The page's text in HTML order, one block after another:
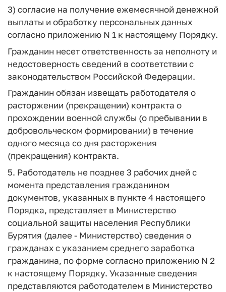
3) согласие на получение ежемесячной денежной
выплаты и обработку персональных данных
согласно приложению N 1 к настоящему Порядку.
Гражданин несет ответственность за неполноту и
недостоверность сведений в соответствии с
законодательством Российской Федерации.
Гражданин обязан извещать работодателя о
расторжении (прекращении) контракта о
прохождении военной службы (о пребывании в
добровольческом формировании) в течение
одного месяца со дня расторжения
(прекращения) контракта.
5. Работодатель не позднее 3 рабочих дней с
момента представления гражданином
документов, указанных в пункте 4 настоящего
Порядка, представляет в Министерство
социальной защиты населения Республики
Бурятия (далее - Министерство) сведения о
гражданах с указанием среднего заработка
гражданина, по форме согласно приложению N 2
к настоящему Порядку. Указанные сведения
представляются работодателем в Министерство